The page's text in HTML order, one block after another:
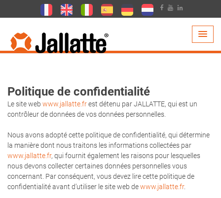
SOCIÉTÉ >POLITIQUE DE CONFIDENTIALITÉ
Politique de confidentialité
Le site web www.jallatte.frest détenu par JALLATTE, qui est un
contrôleur de données de vos données personnelles.
Nous avons adopté cette politique de confidentialité, qui détermine
la manière dont nous traitons les informations collectées par
www.jallatte.fr, qui fournit également les raisons pour lesquelles
nous devons collecter certaines données personnelles vous
concernant. Par conséquent, vous devez lire cette politique de
confidentialité avant d’utiliser le site web dewww.jallatte.fr.